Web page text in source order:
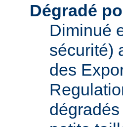
Dégradé
Diminué
sécurité)
des